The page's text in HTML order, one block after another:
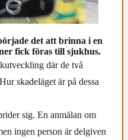
det att brinna i en
fick föras till sjukhus.
där de två
skadeläget är på dessa
sig. En anmälan om
ingen person är delgiven